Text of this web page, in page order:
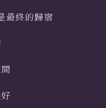
最終的歸宿